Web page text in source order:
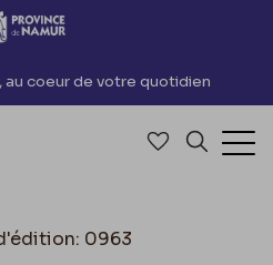
au contenu
au coeur de votre quotidien
Accéder à
0963